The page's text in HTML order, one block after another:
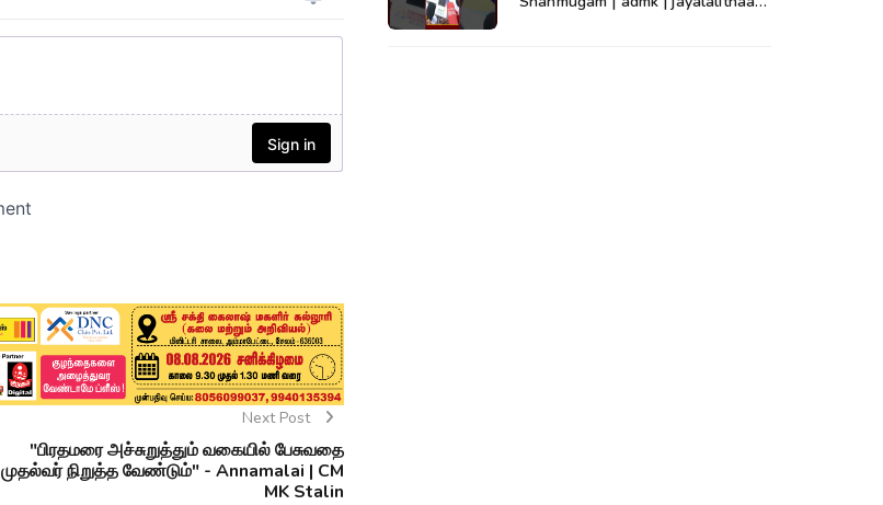
Next Post
"பிரதமரை அச்சுறுத்தும் வகையில் பேசுவதை
முதல்வர் நிறுத்த வேண்டும்" - Annamalai | CM
MK Stalin